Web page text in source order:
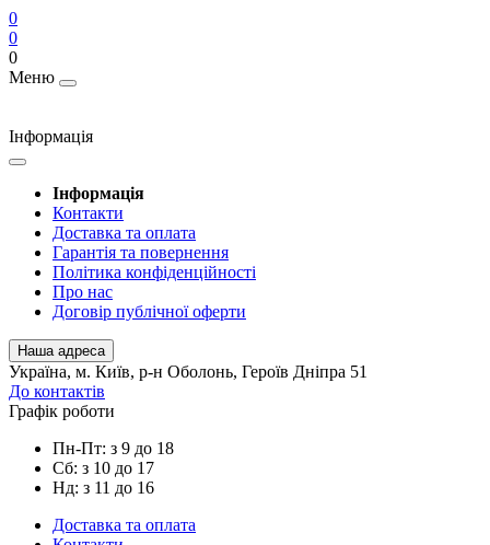
0
0
0
Меню
Інформація
Інформація
Контакти
Доставка та оплата
Гарантія та повернення
Політика конфіденційності
Про нас
Договір публічної оферти
Наша адреса
Українa, м. Київ, р-н Оболонь, Героїв Дніпра 51
До контактів
Графік роботи
Пн-Пт: з 9 до 18
Сб: з 10 до 17
Нд: з 11 до 16
Доставка та оплата